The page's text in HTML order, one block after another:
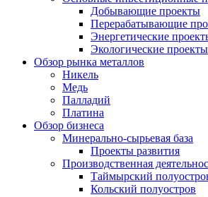
Добывающие проекты
Перерабатывающие
Энергетические
Экологические проекты
Обзор рынка металлов
Никель
Медь
Палладий
Платина
Обзор бизнеса
Минерально-сырьевая база
Проекты развития
Производственная
Таймырский
Кольский полуостров